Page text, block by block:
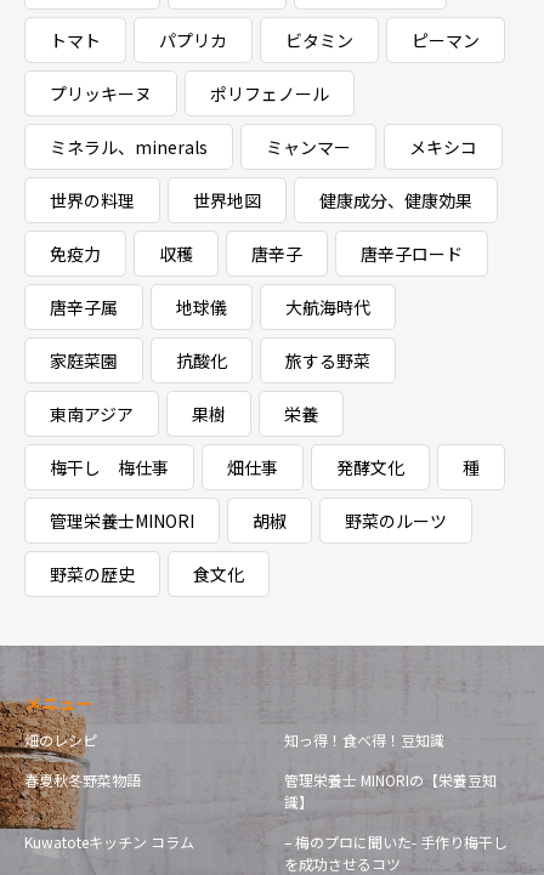
トマト パプリカ ビタミン ピーマン
プリッキーヌ ポリフェノール
ミネラル、minerals ミャンマー メキシコ
世界の料理 世界地図 健康成分、健康効果
免疫力 収穫 唐辛子 唐辛子ロード
唐辛子属 地球儀 大航海時代
家庭菜園 抗酸化 旅する野菜
東南アジア 果樹 栄養
梅干し 梅仕事 畑仕事 発酵文化 種
管理栄養士MINORI 胡椒 野菜のルーツ
野菜の歴史 食文化
メニュー
畑のレシピ
知っ得！食べ得！豆知識
春夏秋冬野菜物語
管理栄養士 MINORIの【栄養豆知
識】
Kuwatoteキッチン コラム
– 梅のプロに聞いた- 手作り梅干し
を成功させるコツ